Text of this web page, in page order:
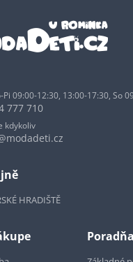
Pi 09:00-12:30, 13:00-17:30, So
777 710
kdykoliv
HRADIŠTĚ
Poradňa